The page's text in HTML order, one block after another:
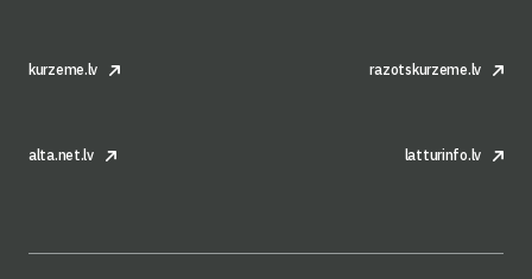
kurzeme.lv razotskurzeme.lv
alta.net.lv latturinfo.lv